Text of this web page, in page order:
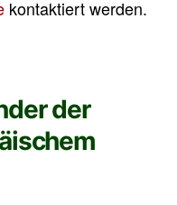
kontaktiert werden.
der